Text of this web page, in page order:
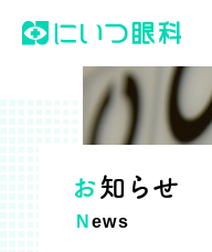
お知らせ
News